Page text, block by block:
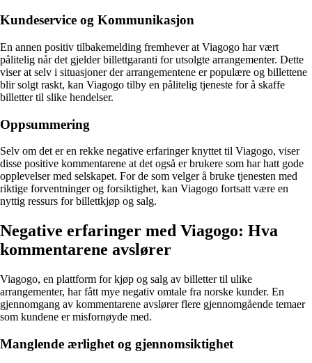
Kundeservice og Kommunikasjon
En annen positiv tilbakemelding fremhever at Viagogo har vært
pålitelig når det gjelder billettgaranti for utsolgte arrangementer. Dette
viser at selv i situasjoner der arrangementene er populære og billettene
blir solgt raskt, kan Viagogo tilby en pålitelig tjeneste for å skaffe
billetter til slike hendelser.
Oppsummering
Selv om det er en rekke negative erfaringer knyttet til Viagogo, viser
disse positive kommentarene at det også er brukere som har hatt gode
opplevelser med selskapet. For de som velger å bruke tjenesten med
riktige forventninger og forsiktighet, kan Viagogo fortsatt være en
nyttig ressurs for billettkjøp og salg.
Negative erfaringer med Viagogo: Hva
kommentarene avslører
Viagogo, en plattform for kjøp og salg av billetter til ulike
arrangementer, har fått mye negativ omtale fra norske kunder. En
gjennomgang av kommentarene avslører flere gjennomgående temaer
som kundene er misfornøyde med.
Manglende ærlighet og gjennomsiktighet